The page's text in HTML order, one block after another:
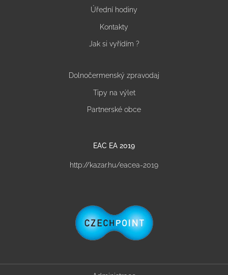
Úřední hodiny
Kontakty
Jak si vyřídím ?
Dolnočermenský zpravodaj
Tipy na výlet
Partnerské obce
EAC EA 2019
http://kazar.hu/eacea-2019